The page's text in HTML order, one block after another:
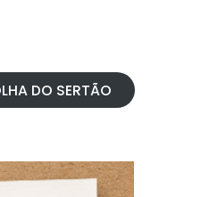
DO SERTÃO